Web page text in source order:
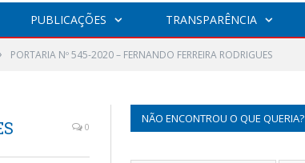
PUBLICAÇÕES TRANSPARÊNCIA
PORTARIA Nº 545-2020 – FERNANDO FERREIRA RODRIGUES
0
NÃO ENCONTROU O QUE QUERIA?